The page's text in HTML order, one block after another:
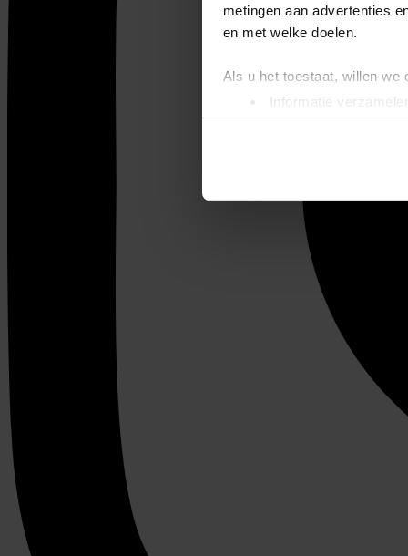
metingen aan advertenties
en met welke doelen.
Als u het toestaat, willen we
Informatie
Uw apparaat
Lees meer over hoe uw
We gebruiken cookies om
websiteverkeer te
media, adverteren en
verstrekt of die ze hebben